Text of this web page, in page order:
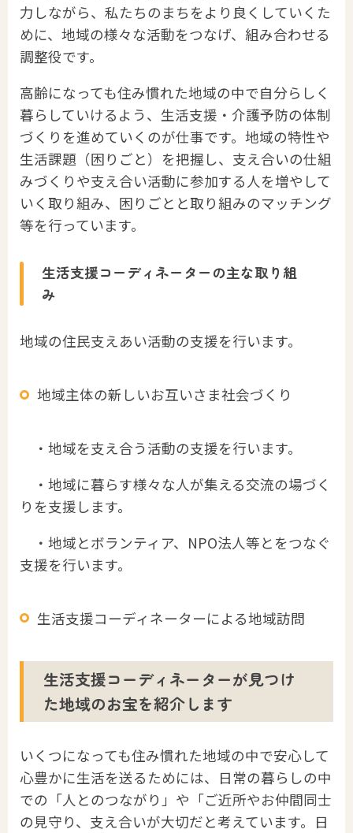
力しながら、私たちのまちをより良くしていくた
めに、地域の様々な活動をつなげ、組み合わせる
調整役です。
高齢になっても住み慣れた地域の中で自分らしく
暮らしていけるよう、生活支援・介護予防の体制
づくりを進めていくのが仕事です。地域の特性や
生活課題（困りごと）を把握し、支え合いの仕組
みづくりや支え合い活動に参加する人を増やして
いく取り組み、困りごとと取り組みのマッチング
等を行っています。
生活支援コーディネーターの主な取り組
み
地域の住民支えあい活動の支援を行います。
地域主体の新しいお互いさま社会づくり
・地域を支え合う活動の支援を行います。
・地域に暮らす様々な人が集える交流の場づく
りを支援します。
・地域とボランティア、NPO法人等とをつなぐ
支援を行います。
生活支援コーディネーターによる地域訪問
生活支援コーディネーターが見つけ
た地域のお宝を紹介します
いくつになっても住み慣れた地域の中で安心して
心豊かに生活を送るためには、日常の暮らしの中
での「人とのつながり」や「ご近所やお仲間同士
の見守り、支え合いが大切だと考えています。日